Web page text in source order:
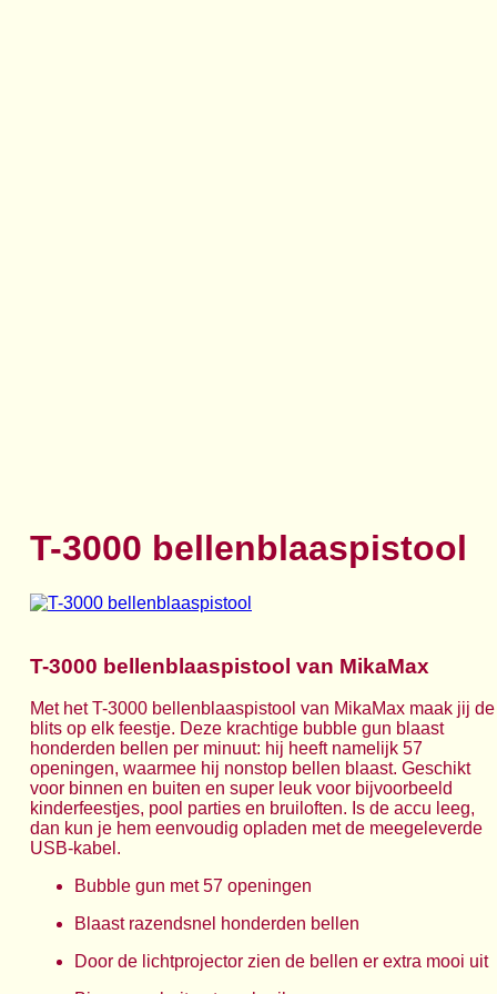
T-3000 bellenblaaspistool
T-3000 bellenblaaspistool van MikaMax
Met het T-3000 bellenblaaspistool van MikaMax maak jij de
blits op elk feestje. Deze krachtige bubble gun blaast
honderden bellen per minuut: hij heeft namelijk 57
openingen, waarmee hij nonstop bellen blaast. Geschikt
voor binnen en buiten en super leuk voor bijvoorbeeld
kinderfeestjes, pool parties en bruiloften. Is de accu leeg,
dan kun je hem eenvoudig opladen met de meegeleverde
USB-kabel.
Bubble gun met 57 openingen
Blaast razendsnel honderden bellen
Door de lichtprojector zien de bellen er extra mooi uit